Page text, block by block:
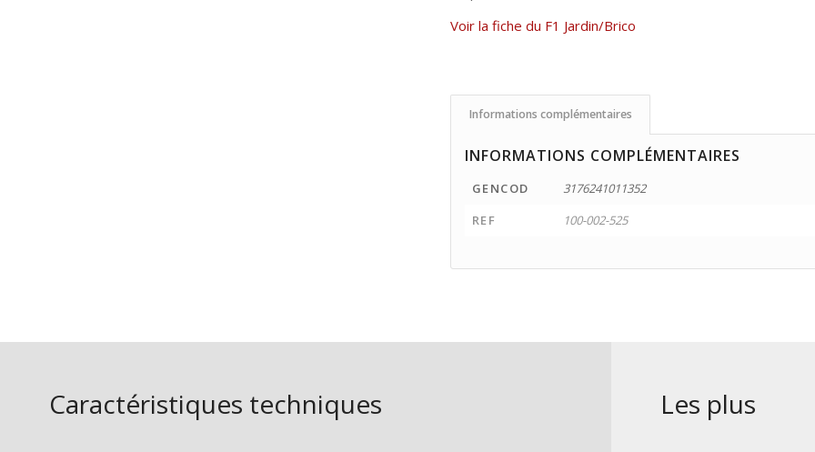
Voir la fiche du F1 Jardin/Brico
Informations complémentaires
INFORMATIONS COMPLÉMENTAIRES
GENCOD
3176241011352
REF
100-002-525
Caractéristiques techniques Les plus